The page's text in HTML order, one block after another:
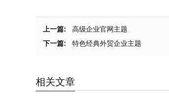
上一篇:
高级企业官网主题
下一篇:
特色经典外贸企业主题
相关文章